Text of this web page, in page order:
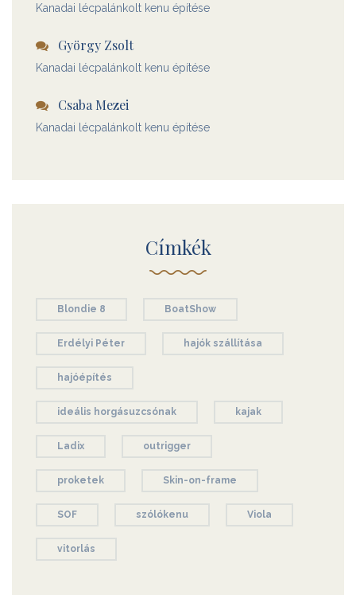
Kanadai lécpalánkolt kenu építése
György Zsolt
Kanadai lécpalánkolt kenu építése
Csaba Mezei
Kanadai lécpalánkolt kenu építése
Címkék
Blondie 8 BoatShow
Erdélyi Péter hajók szállítása
hajóépítés
ideális horgásuzcsónak kajak
Ladix outrigger
proketek Skin-on-frame
SOF szólókenu Viola
vitorlás